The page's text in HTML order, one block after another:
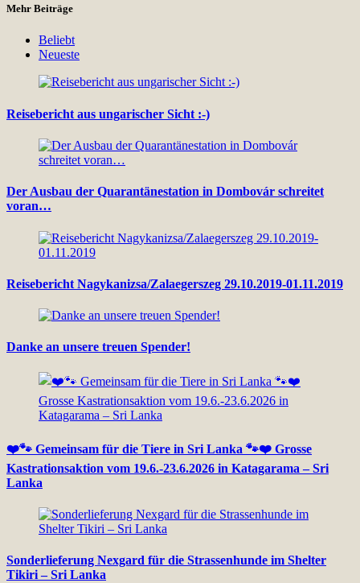
Mehr Beiträge
Beliebt
Neueste
Reisebericht aus ungarischer Sicht :-)
Der Ausbau der Quarantänestation in Dombovár schreitet
voran…
Reisebericht Nagykanizsa/Zalaegerszeg 29.10.2019-01.11.2019
Danke an unsere treuen Spender!
❤️🐾 Gemeinsam für die Tiere in Sri Lanka 🐾❤️ Grosse
Kastrationsaktion vom 19.6.-23.6.2026 in Katagarama – Sri
Lanka
Sonderlieferung Nexgard für die Strassenhunde im Shelter
Tikiri – Sri Lanka